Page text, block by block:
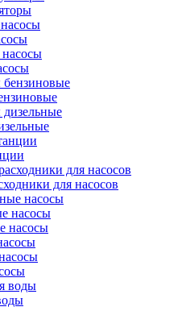
для насосов
насосы